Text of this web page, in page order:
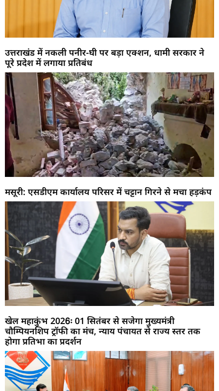
उत्तराखंड में नकली पनीर-घी पर बड़ा एक्शन, धामी सरकार ने
पूरे प्रदेश में लगाया प्रतिबंध
मसूरी: एसडीएम कार्यालय परिसर में चट्टान गिरने से मचा हड़कंप
खेल महाकुंभ 2026ः 01 सितंबर से सजेगा मुख्यमंत्री
चौम्पियनशिप ट्रॉफी का मंच, न्याय पंचायत से राज्य स्तर तक
होगा प्रतिभा का प्रदर्शन